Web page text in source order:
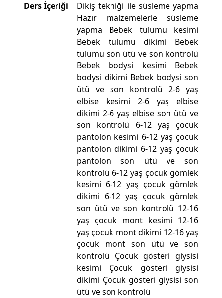
Ders İçeriği
Dikiş tekniği ile süsleme yapma
Hazır malzemelerle süsleme
yapma Bebek tulumu kesimi
Bebek tulumu dikimi Bebek
tulumu son ütü ve son kontrolü
Bebek bodysi kesimi Bebek
bodysi dikimi Bebek bodysi son
ütü ve son kontrolü 2-6 yaş
elbise kesimi 2-6 yaş elbise
dikimi 2-6 yaş elbise son ütü ve
son kontrolü 6-12 yaş çocuk
pantolon kesimi 6-12 yaş çocuk
pantolon dikimi 6-12 yaş çocuk
pantolon son ütü ve son
kontrolü 6-12 yaş çocuk gömlek
kesimi 6-12 yaş çocuk gömlek
dikimi 6-12 yaş çocuk gömlek
son ütü ve son kontrolü 12-16
yaş çocuk mont kesimi 12-16
yaş çocuk mont dikimi 12-16 yaş
çocuk mont son ütü ve son
kontrolü Çocuk gösteri giysisi
kesimi Çocuk gösteri giysisi
dikimi Çocuk gösteri giysisi son
ütü ve son kontrolü